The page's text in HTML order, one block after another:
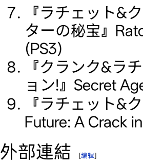
『ラチェット&
ターの秘宝』
(PS3)
『クランク&ラ
ョン!』Secret
『ラチェット&
Future: A Crack
外部連結 [编辑]